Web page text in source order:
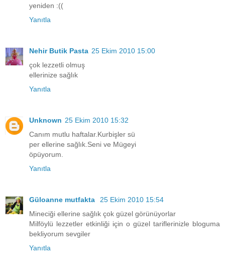
yeniden :((
Yanıtla
Nehir Butik Pasta 25 Ekim 2010 15:00
çok lezzetli olmuş
ellerinize sağlık
Yanıtla
Unknown 25 Ekim 2010 15:32
Canım mutlu haftalar.Kurbişler sü
per ellerine sağlık.Seni ve Mügeyi
öpüyorum.
Yanıtla
Güloanne mutfakta
25 Ekim 2010 15:54
Mineciği ellerine sağlık çok güzel görünüyorlar
Milföylü lezzetler etkinliği için o güzel tariflerinizle bloguma
bekliyorum sevgiler
Yanıtla